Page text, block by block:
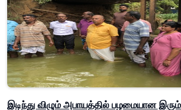
இடிந்து விழும் அபாயத்தில் பழமையான